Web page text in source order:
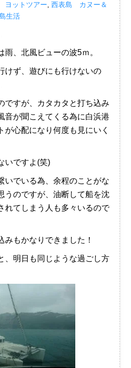
ットツアー 西表島 カヌー＆
生活
、北風ビューの波5ｍ。
けず、遊びにも行けないの
ですが、カタカタと打ち込み
音が聞こえてくる為に白浜港
が心配になり何度も見にいく
いですよ(笑)
いでいる為、余程のことがな
うのですが、油断して船を沈
れてしまう人も多々いるので
みもかなりできました！
、明日も同じような過ごし方